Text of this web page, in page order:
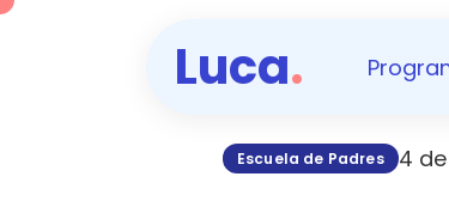
Luca.
Escuela de Padres 4